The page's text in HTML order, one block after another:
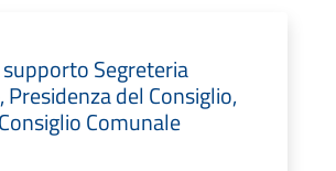
Segreteria
Presidenza del Consiglio,
Comunale